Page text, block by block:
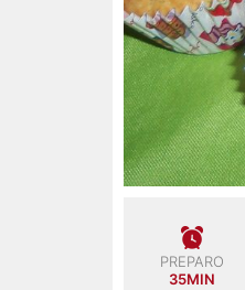
PREPARO
35MIN